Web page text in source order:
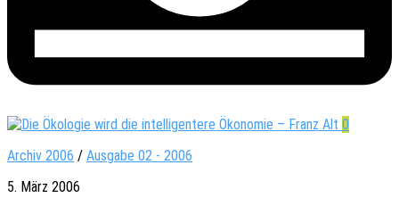
0
Archiv 2006 / Ausgabe 02 - 2006
5. März 2006